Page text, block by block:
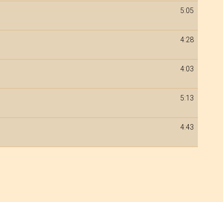
5:05
4:28
4:03
5:13
4:43